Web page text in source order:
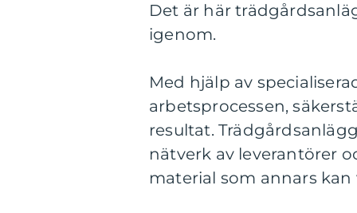
Det är här
igenom.
Med hjälp av
arbetsprocessen,
resultat.
nätverk av leverantörer
material som annars kan